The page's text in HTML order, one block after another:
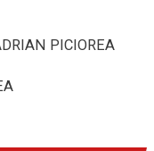
PICIOREA